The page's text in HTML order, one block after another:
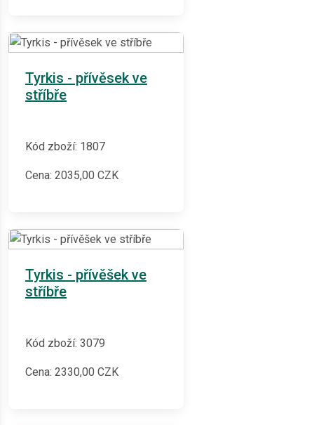
Tyrkis - přívěsek ve
stříbře
Kód zboží: 1807
Cena: 2035,00 CZK
Tyrkis - přívěšek ve
stříbře
Kód zboží: 3079
Cena: 2330,00 CZK